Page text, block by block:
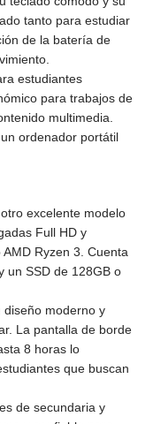
tanto para estudiar
de la batería de
estudiantes
para trabajos de
multimedia.
ordenador portátil
excelente modelo
Full HD y
Ryzen 3. Cuenta
un SSD de 128GB o
diseño moderno y
La pantalla de borde
8 horas lo
que buscan
de secundaria y